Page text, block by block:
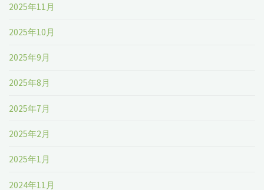
2025年11月
2025年10月
2025年9月
2025年8月
2025年7月
2025年2月
2025年1月
2024年11月